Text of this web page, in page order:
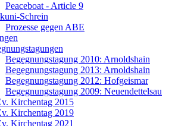
Peaceboat - Article 9
Schrein
Prozesse gegen ABE
Begegnungstagung 2010: Arnoldshain
Begegnungstagung 2013: Arnoldshain
Begegnungstagung 2012: Hofgeismar
Begegnungstagung 2009: Neuendettelsau
Kirchentag 2015
Kirchentag 2019
Kirchentag 2021